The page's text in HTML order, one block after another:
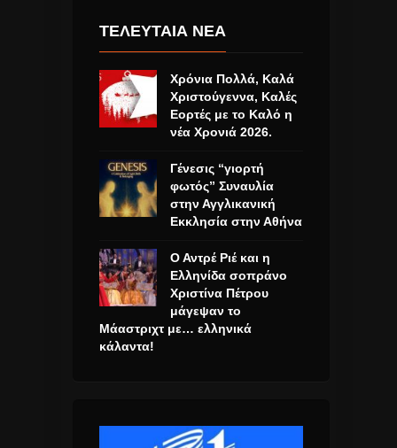
ΤΕΛΕΥΤΑΙΑ ΝΕΑ
Χρόνια Πολλά, Καλά
Χριστούγεννα, Καλές
Εορτές με το Καλό η
νέα Χρονιά 2026.
Γένεσις “γιορτή
φωτός” Συναυλία
στην Αγγλικανική
Εκκλησία στην Αθήνα
Ο Αντρέ Ριέ και η
Ελληνίδα σοπράνο
Χριστίνα Πέτρου
μάγεψαν το
Μάαστριχτ με… ελληνικά
κάλαντα!